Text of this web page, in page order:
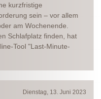
kurzfristige
sein – vor allem
am Wochenende.
Schlafplatz finden, hat
Tool "Last-Minute-
Dienstag, 13. Juni 2023